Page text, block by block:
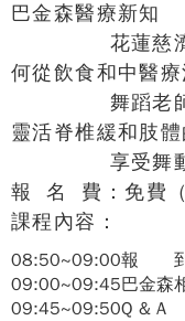
巴金森醫療新知
花蓮慈濟醫
何從飲食和中醫
舞蹈老師廖
靈活脊椎緩和肢
享受舞動身
報 名 費：免費（
課程內容：
08:50~09:00報
09:00~09:45巴金森
09:45~09:50Q & A